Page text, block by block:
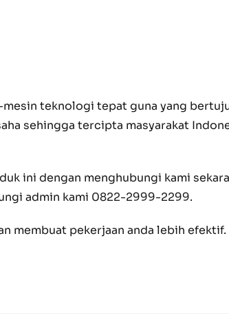
teknologi tepat guna yang
sehingga tercipta masyarakat
ini dengan menghubungi kami
admin kami 0822-2999-2299.
pekerjaan anda lebih efektif.